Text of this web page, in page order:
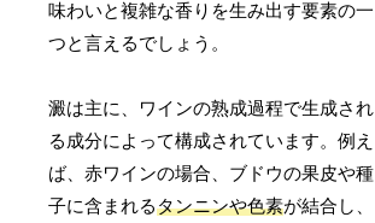
味わいと複雑な香りを生み出す要素の一
つと言えるでしょう。
澱は主に、ワインの熟成過程で生成され
る成分によって構成されています。例え
ば、赤ワインの場合、ブドウの果皮や種
子に含まれるタンニンや色素が結合し、